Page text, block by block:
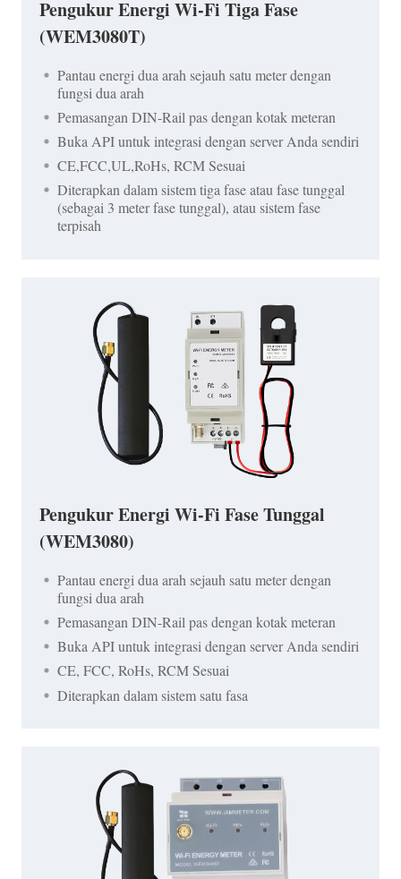
Pengukur Energi Wi-Fi Tiga Fase
(WEM3080T)
Pantau energi dua arah sejauh satu meter dengan
fungsi dua arah
Pemasangan DIN-Rail pas dengan kotak meteran
Buka API untuk integrasi dengan server Anda sendiri
CE,FCC,UL,RoHs, RCM Sesuai
Diterapkan dalam sistem tiga fase atau fase tunggal
(sebagai 3 meter fase tunggal), atau sistem fase
terpisah
Pengukur Energi Wi-Fi Fase Tunggal
(WEM3080)
Pantau energi dua arah sejauh satu meter dengan
fungsi dua arah
Pemasangan DIN-Rail pas dengan kotak meteran
Buka API untuk integrasi dengan server Anda sendiri
CE, FCC, RoHs, RCM Sesuai
Diterapkan dalam sistem satu fasa